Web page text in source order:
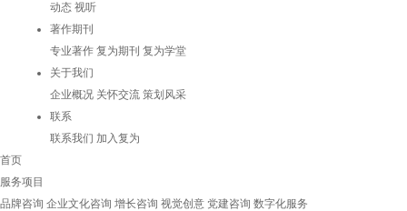
动态 视听
著作期刊
专业著作 复为期刊 复为学堂
关于我们
企业概况 关怀交流 策划风采
联系
联系我们 加入复为
首页
服务项目
品牌咨询 企业文化咨询 增长咨询 视觉创意 党建咨询 数字化服务